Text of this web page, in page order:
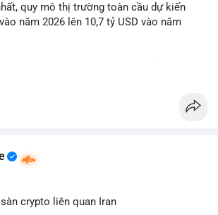
tư nhỏ lẻ nên quan sát thêm 2-4 giờ sau
nhận, tránh hành động theo cảm xúc.
trong giai đoạn biến động mạnh.
quy mô thị trường toàn cầu dự kiến
năm 2026 lên 10,7 tỷ USD vào năm
tượng lên tới 20,2%.
sự tăng trưởng vượt bậc này? Hãy cùng
crypto liên quan Iran